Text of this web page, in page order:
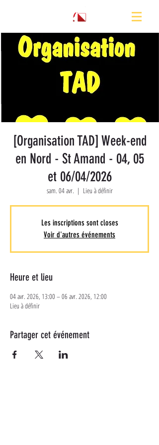
[Organisation TAD] Week-end
en Nord - St Amand - 04, 05
et 06/04/2026
sam. 04 avr.
  |
Lieu à définir
Les inscriptions sont closes
Voir d'autres événements
Heure et lieu
04 avr. 2026, 13:00 – 06 avr. 2026, 12:00
Lieu à définir
Partager cet événement